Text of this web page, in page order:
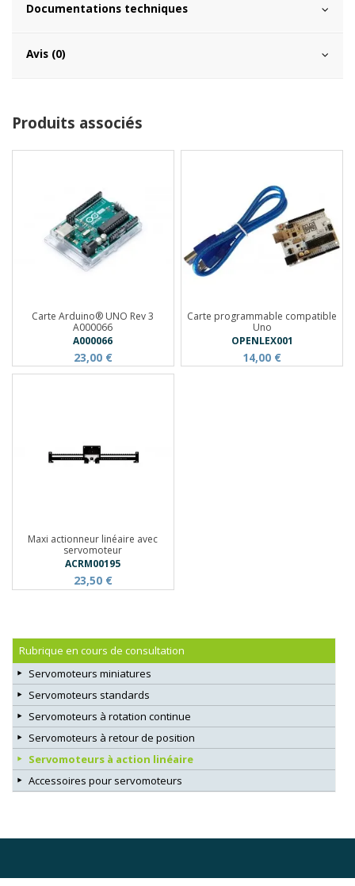
Documentations techniques
Avis (0)
Produits associés
Carte Arduino® UNO Rev 3
A000066
A000066
23,00 €
Carte programmable compatible
Uno
OPENLEX001
14,00 €
Maxi actionneur linéaire avec
servomoteur
ACRM00195
23,50 €
Rubrique en cours de consultation
Servomoteurs miniatures
Servomoteurs standards
Servomoteurs à rotation continue
Servomoteurs à retour de position
Servomoteurs à action linéaire
Accessoires pour servomoteurs